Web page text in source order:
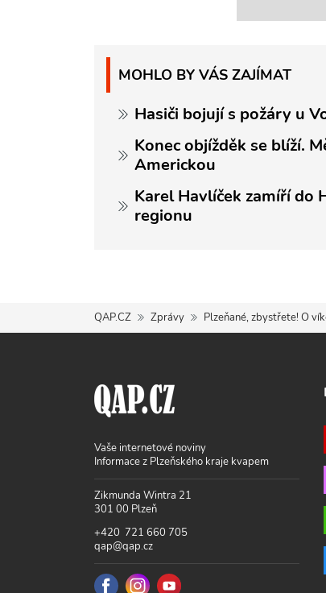
MOHLO BY VÁS ZAJÍMAT
Hasiči bojují s požáry u
Konec objížděk se blíží.
Americkou
Karel Havlíček zamíří do
regionu
QAP.CZ Zprávy Plzeňané, zbystřete! O
Vaše internetové noviny
Informace z Plzeňského kraje kvapem
Zikmunda Wintra 21
301 00 Plzeň
+420 721 660 705
qap@qap.cz